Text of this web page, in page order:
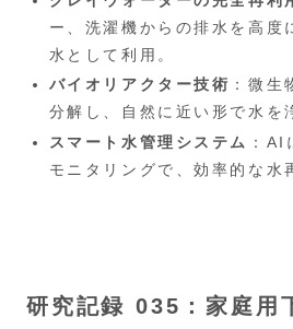
ー、洗濯機からの排水を高度
水として利用。
バイオリアクター技術 ：微生
分解し、自然に近い形で水を
スマート水管理システム ：AI
モニタリングで、効率的な水
研究記録 035：家庭用